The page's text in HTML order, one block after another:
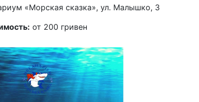
«Морская сказка», ул. Малышко, 3
от 200 гривен